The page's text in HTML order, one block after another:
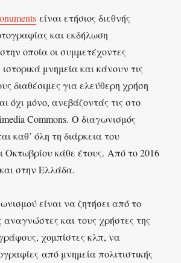
είναι ετήσιος διεθνής
και εκδήλωση
οποία οι συμμετέχοντες
μνημεία και κάνουν τις
διαθέσιμες για ελεύθερη χρήση
όχι μόνο, ανεβάζοντάς τις στο
Commons. Ο διαγωνισμός
καθ’ όλη τη διάρκεια του
Οκτωβρίου κάθε έτους. Από το 2016
στην Ελλάδα.
είναι να ζητήσει από το
αναγνώστες και τους χρήστες της
χομπίστες κλπ, να
από μνημεία πολιτιστικής